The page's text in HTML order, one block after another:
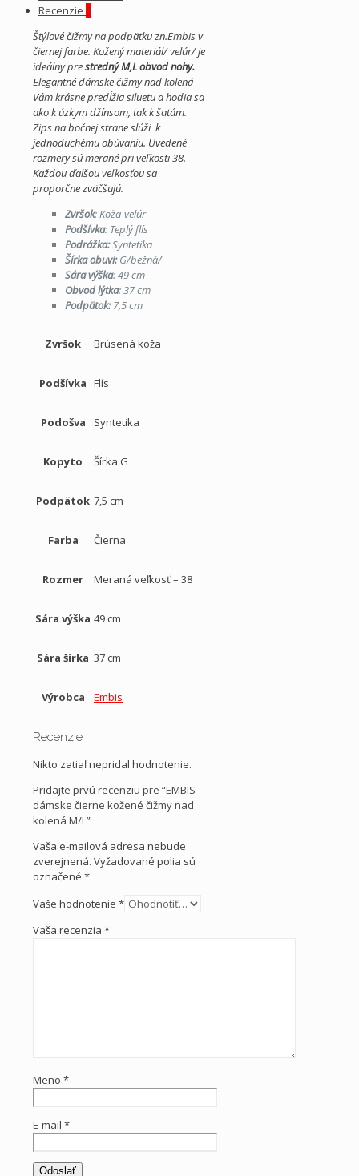
Recenzie 0
Štýlové čižmy na podpätku zn.Embis v
čiernej farbe. Kožený materiál/ velúr/ je
ideálny prestredný M,L obvod nohy.
Elegantné dámske čižmy nad kolená
Vám krásne predĺžia siluetu a hodia sa
ako k úzkym džínsom, tak k šatám.
Zips na bočnej strane slúži k
jednoduchému obúvaniu. Uvedené
rozmery sú merané pri veľkosti 38.
Každou ďalšou veľkosťou sa
proporčne zväčšujú.
Zvršok: Koža-velúr
Podšívka: Teplý flís
Podrážka:Syntetika
Šírka obuvi:G/bežná/
Sára výška: 49 cm
Obvod lýtka: 37 cm
Podpätok:7,5 cm
Zvršok Brúsená koža
Podšívka Flís
Podošva Syntetika
Kopyto Šírka G
Podpätok 7,5 cm
Farba Čierna
Rozmer Meraná veľkosť – 38
Sára výška 49 cm
Sára šírka 37 cm
Výrobca Embis
Recenzie
Nikto zatiaľ nepridal hodnotenie.
Pridajte prvú recenziu pre “EMBIS-
dámske čierne kožené čižmy nad
kolená M/L”
Vaša e-mailová adresa nebude
zverejnená. Vyžadované polia sú
označené *
Vaše hodnotenie *
Vaša recenzia *
Meno *
E-mail *